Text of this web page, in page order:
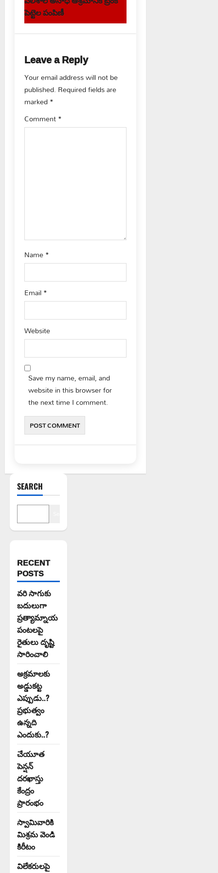
t
a
v
i
g
పెట్టెల పంపిణీ
Leave a Reply
Your email address will not be
published. Required fields are
marked*
Comment*
Name*
Email*
Website
Save my name, email, and
website in this browser for
the next time I comment.
SEARCH
RECENT
POSTS
వరి సాగుకు
బదులుగా
ప్రత్యామ్నాయ
పంటలపై
రైతులు దృష్టి
సారించాలి
అక్రమాలకు
అడ్డుకట్ట
ఎప్పుడు..?
ప్రభుత్వం
ఉన్నది
ఎందుకు..?
చేయూత
పెన్షన్
దరఖాస్తు
కేంద్రం
ప్రారంభం
స్వామివారికి
మిశ్రమ వెండి
కిరీటం
విలేకరులపై